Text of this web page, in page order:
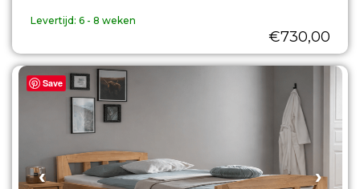
€730,00
Levertijd: 6 - 8 weken
Save
‹ ›